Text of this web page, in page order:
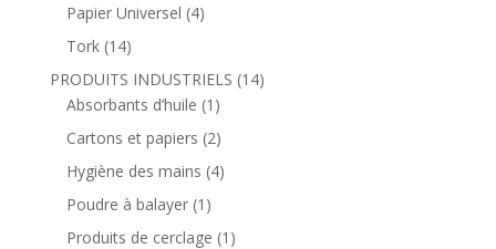
Papier Universel (4)
Tork (14)
PRODUITS INDUSTRIELS (14)
Absorbants d’huile (1)
Cartons et papiers (2)
Hygiène des mains (4)
Poudre à balayer (1)
Produits de cerclage (1)